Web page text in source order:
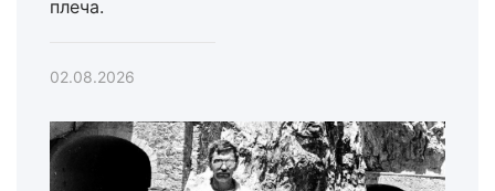
плеча.
02.08.2026